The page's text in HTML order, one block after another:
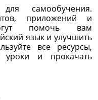
самообучения.
приложений и
помочь вам
язык и улучшить
все ресурсы,
уроки и прокачать